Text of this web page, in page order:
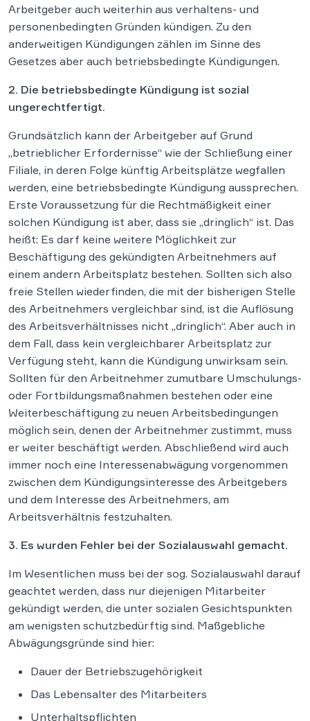
Arbeitgeber auch weiterhin aus verhaltens- und
personenbedingten Gründen kündigen. Zu den
anderweitigen Kündigungen zählen im Sinne des
Gesetzes aber auch betriebsbedingte Kündigungen.
2. Die betriebsbedingte Kündigung ist sozial
ungerechtfertigt.
Grundsätzlich kann der Arbeitgeber auf Grund
„betrieblicher Erfordernisse“ wie der Schließung einer
Filiale, in deren Folge künftig Arbeitsplätze wegfallen
werden, eine betriebsbedingte Kündigung aussprechen.
Erste Voraussetzung für die Rechtmäßigkeit einer
solchen Kündigung ist aber, dass sie „dringlich“ ist. Das
heißt: Es darf keine weitere Möglichkeit zur
Beschäftigung des gekündigten Arbeitnehmers auf
einem andern Arbeitsplatz bestehen. Sollten sich also
freie Stellen wiederfinden, die mit der bisherigen Stelle
des Arbeitnehmers vergleichbar sind, ist die Auflösung
des Arbeitsverhältnisses nicht „dringlich“. Aber auch in
dem Fall, dass kein vergleichbarer Arbeitsplatz zur
Verfügung steht, kann die Kündigung unwirksam sein.
Sollten für den Arbeitnehmer zumutbare Umschulungs-
oder Fortbildungsmaßnahmen bestehen oder eine
Weiterbeschäftigung zu neuen Arbeitsbedingungen
möglich sein, denen der Arbeitnehmer zustimmt, muss
er weiter beschäftigt werden. Abschließend wird auch
immer noch eine Interessenabwägung vorgenommen
zwischen dem Kündigungsinteresse des Arbeitgebers
und dem Interesse des Arbeitnehmers, am
Arbeitsverhältnis festzuhalten.
3. Es wurden Fehler bei der Sozialauswahl gemacht.
Im Wesentlichen muss bei der sog. Sozialauswahl darauf
geachtet werden, dass nur diejenigen Mitarbeiter
gekündigt werden, die unter sozialen Gesichtspunkten
am wenigsten schutzbedürftig sind. Maßgebliche
Abwägungsgründe sind hier:
Dauer der Betriebszugehörigkeit
Das Lebensalter des Mitarbeiters
Unterhaltspflichten